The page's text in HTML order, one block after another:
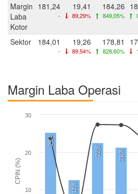
Margin
Laba
Kotor
181,24
-
19,41
89,29%
184,26
849,05%
Sektor 184,01
-
19,26
89,54%
178,81
828,60%
Margin Laba Operasi
CPIN (%)
25,4
12,6
22,6 21,3
10
20
30